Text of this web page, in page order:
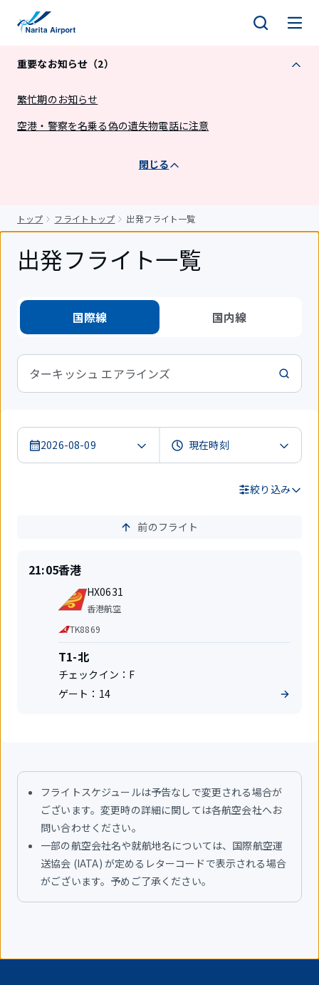
重要なお知らせ（2）
繁忙期のお知らせ
空港・警察を名乗る偽の遺失物電話に注意
閉じる
トップ フライトトップ 出発フライト一覧
出発フライト一覧
国際線 国内線
ターキッシュ エアラインズ
2026-08-09
絞り込み
結
果
前のフライト
定
刻
21:05目
的
香港
便
名
HX0631
航
空
会
社
香港航空
共
同
運
航
便
TK8869
タ
ー
ミ
ナ
T1-北
チェックイン： F
ゲート： 14
フライトスケジュールは予告なしで変更される場合が
ございます。変更時の詳細に関しては各航空会社へお
問い合わせください。
一部の航空会社名や就航地名については、国際航空運
送協会 (IATA) が定めるレターコードで表示される場合
がございます。予めご了承ください。